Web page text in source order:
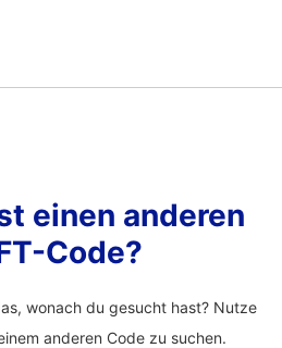
einen anderen
Code?
wonach du gesucht hast? Nutze
anderen Code zu suchen.